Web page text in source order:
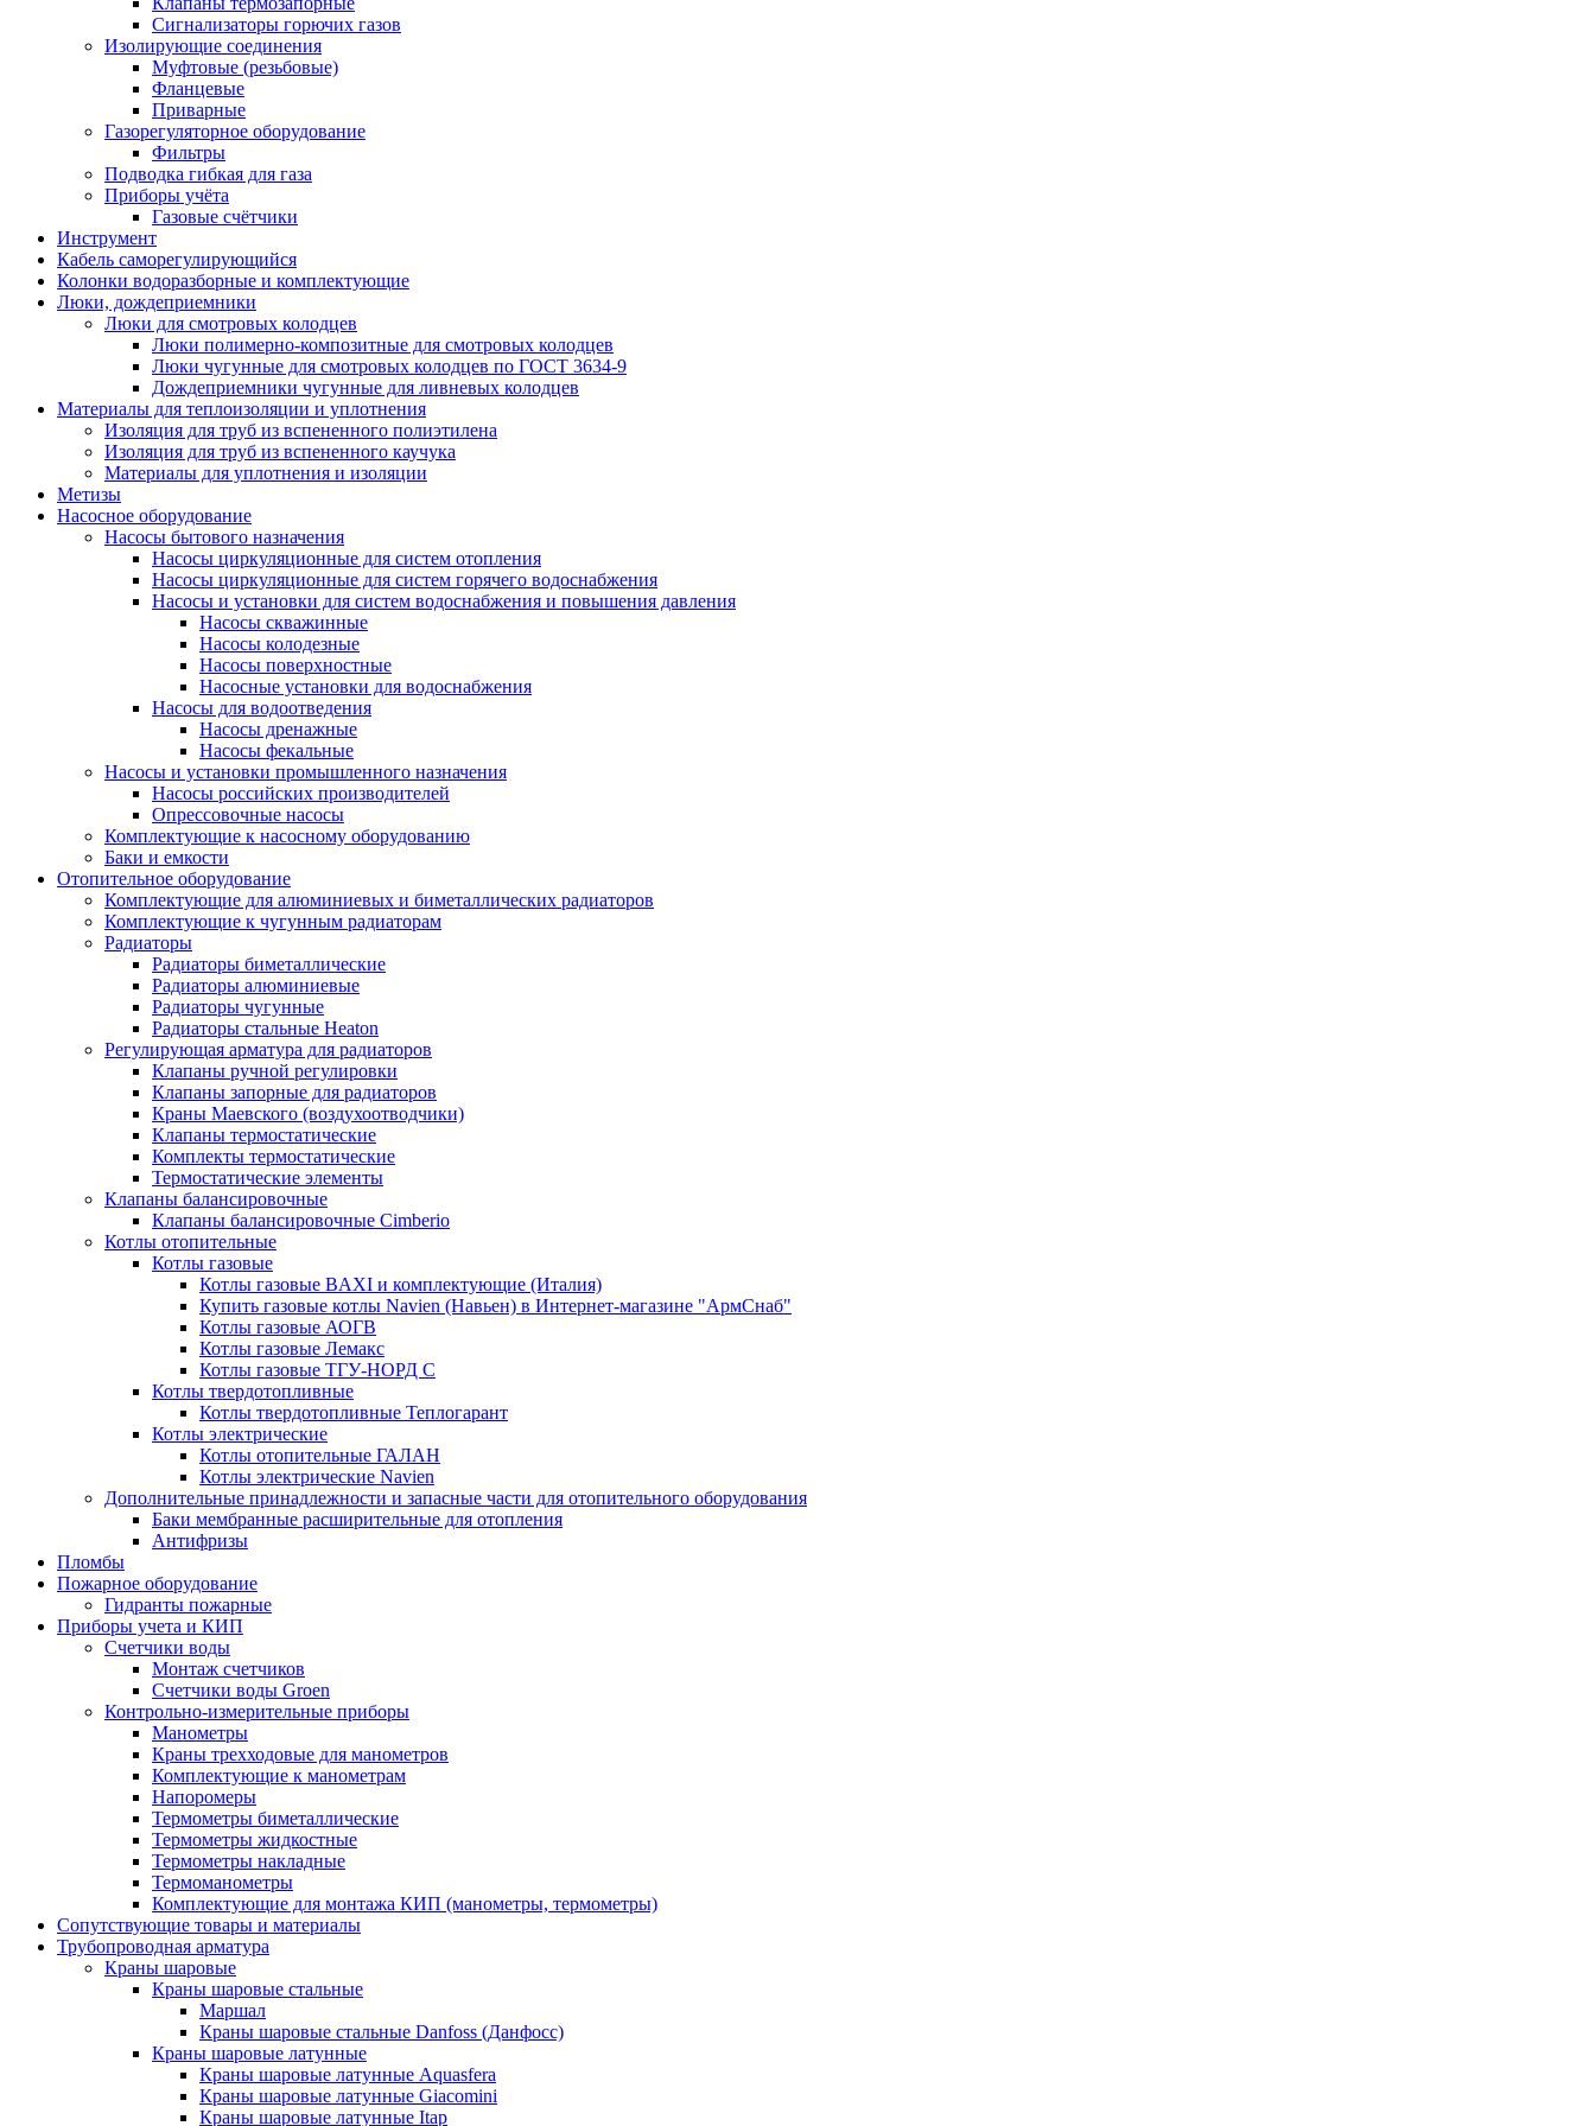
Сигнализаторы горючих газов
Изолирующие соединения
Муфтовые (резьбовые)
Фланцевые
Приварные
Газорегуляторное оборудование
Фильтры
Подводка гибкая для газа
Приборы учёта
Газовые счётчики
Инструмент
Кабель саморегулирующийся
Колонки водоразборные и комплектующие
Люки, дождеприемники
Люки для смотровых колодцев
Люки полимерно-композитные для смотровых колодцев
Люки чугунные для смотровых колодцев по ГОСТ 3634-9
Дождеприемники чугунные для ливневых колодцев
Материалы для теплоизоляции и уплотнения
Изоляция для труб из вспененного полиэтилена
Изоляция для труб из вспененного каучука
Материалы для уплотнения и изоляции
Метизы
Насосное оборудование
Насосы бытового назначения
Насосы циркуляционные для систем отопления
Насосы циркуляционные для систем горячего водоснабжения
Насосы и установки для систем водоснабжения и повышения давления
Насосы скважинные
Насосы колодезные
Насосы поверхностные
Насосные установки для водоснабжения
Насосы для водоотведения
Насосы дренажные
Насосы фекальные
Насосы и установки промышленного назначения
Насосы российских производителей
Опрессовочные насосы
Комплектующие к насосному оборудованию
Баки и емкости
Отопительное оборудование
Комплектующие для алюминиевых и биметаллических радиаторов
Комплектующие к чугунным радиаторам
Радиаторы
Радиаторы биметаллические
Радиаторы алюминиевые
Радиаторы чугунные
Радиаторы стальные Heaton
Регулирующая арматура для радиаторов
Клапаны ручной регулировки
Клапаны запорные для радиаторов
Краны Маевского (воздухоотводчики)
Клапаны термостатические
Комплекты термостатические
Термостатические элементы
Клапаны балансировочные
Клапаны балансировочные Cimberio
Котлы отопительные
Котлы газовые
Котлы газовые BAXI и комплектующие (Италия)
Купить газовые котлы Navien (Навьен) в Интернет-магазине "АрмСнаб"
Котлы газовые АОГВ
Котлы газовые Лемакс
Котлы газовые ТГУ-НОРД С
Котлы твердотопливные
Котлы твердотопливные Теплогарант
Котлы электрические
Котлы отопительные ГАЛАН
Котлы электрические Navien
Дополнительные принадлежности и запасные части для отопительного оборудования
Баки мембранные расширительные для отопления
Антифризы
Пломбы
Пожарное оборудование
Гидранты пожарные
Приборы учета и КИП
Счетчики воды
Монтаж счетчиков
Счетчики воды Groen
Контрольно-измерительные приборы
Манометры
Краны трехходовые для манометров
Комплектующие к манометрам
Напоромеры
Термометры биметаллические
Термометры жидкостные
Термометры накладные
Термоманометры
Комплектующие для монтажа КИП (манометры, термометры)
Сопутствующие товары и материалы
Трубопроводная арматура
Краны шаровые
Краны шаровые стальные
Маршал
Краны шаровые стальные Danfoss (Данфосс)
Краны шаровые латунные
Краны шаровые латунные Aquasfera
Краны шаровые латунные Giacomini
Краны шаровые латунные Itap